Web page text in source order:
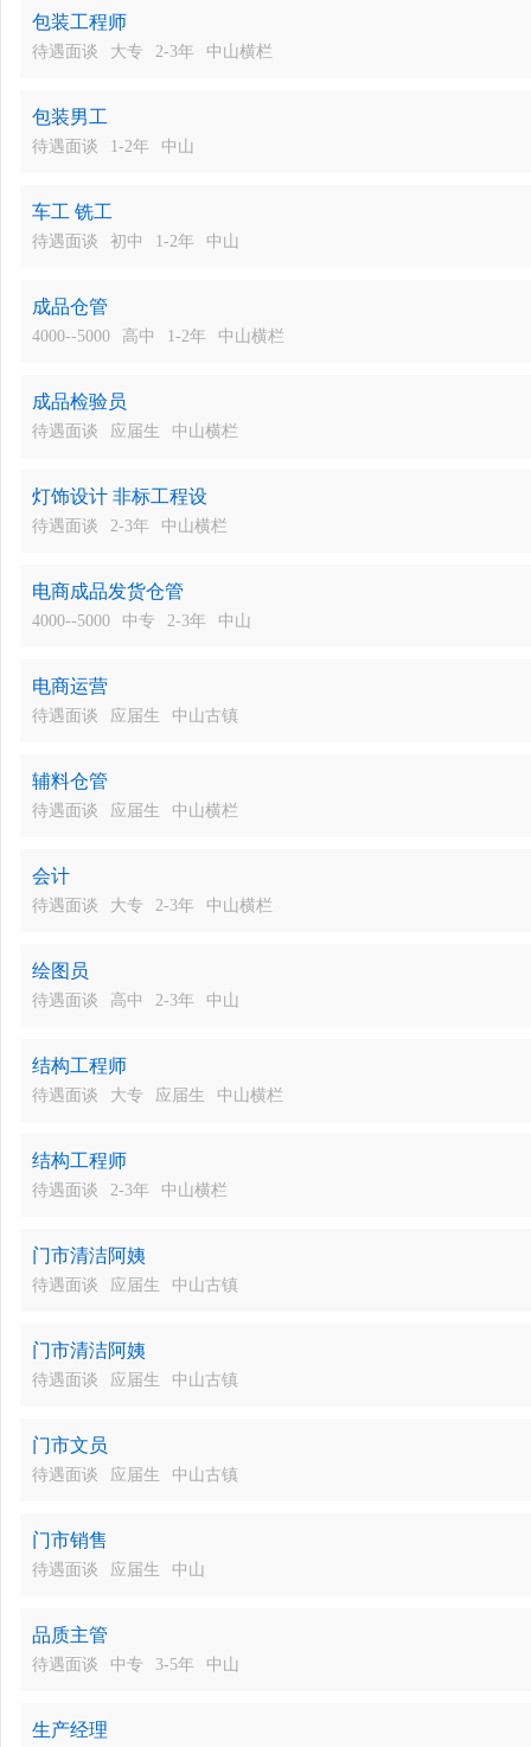
包装工程师
待遇面谈 大专 2-3年 中山横栏
包装男工
待遇面谈 1-2年 中山
车工 铣工
待遇面谈 初中 1-2年 中山
成品仓管
4000--5000 高中 1-2年 中山横栏
成品检验员
待遇面谈 应届生 中山横栏
灯饰设计 非标工程设
待遇面谈 2-3年 中山横栏
电商成品发货仓管
4000--5000 中专 2-3年 中山
电商运营
待遇面谈 应届生 中山古镇
辅料仓管
待遇面谈 应届生 中山横栏
会计
待遇面谈 大专 2-3年 中山横栏
绘图员
待遇面谈 高中 2-3年 中山
结构工程师
待遇面谈 大专 应届生 中山横栏
结构工程师
待遇面谈 2-3年 中山横栏
门市清洁阿姨
待遇面谈 应届生 中山古镇
门市清洁阿姨
待遇面谈 应届生 中山古镇
门市文员
待遇面谈 应届生 中山古镇
门市销售
待遇面谈 应届生 中山
品质主管
待遇面谈 中专 3-5年 中山
生产经理